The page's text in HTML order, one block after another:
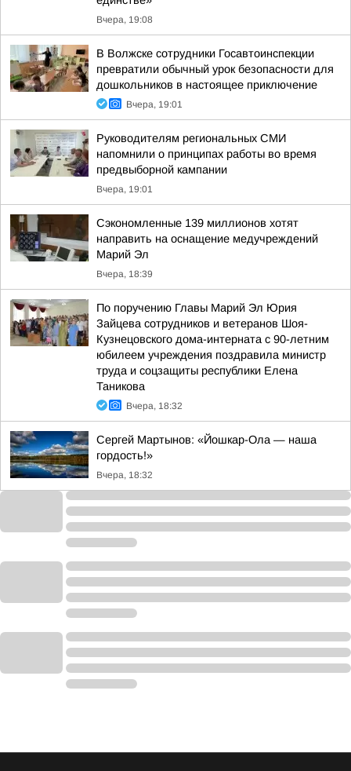
Вчера, 19:08
В Волжске сотрудники Госавтоинспекции
превратили обычный урок безопасности для
дошкольников в настоящее приключение
Вчера, 19:01
Руководителям региональных СМИ
напомнили о принципах работы во время
предвыборной кампании
Вчера, 19:01
Сэкономленные 139 миллионов хотят
направить на оснащение медучреждений
Марий Эл
Вчера, 18:39
По поручению Главы Марий Эл Юрия
Зайцева сотрудников и ветеранов Шоя-
Кузнецовского дома-интерната с 90-летним
юбилеем учреждения поздравила министр
труда и соцзащиты республики Елена
Таникова
Вчера, 18:32
Сергей Мартынов: «Йошкар-Ола — наша
гордость!»
Вчера, 18:32